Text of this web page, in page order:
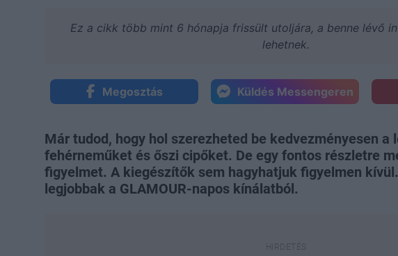
Ez a cikk több mint 6 hónapja frissült utoljára, a benne lévő
lehetnek.
Megosztás Küldés Messengeren
Már tudod, hogy hol szerezheted be kedvezményesen a
fehérneműket és őszi cipőket. De egy fontos részletre
figyelmet. A kiegészítők sem hagyhatjuk figyelmen
legjobbak a GLAMOUR-napos kínálatból.